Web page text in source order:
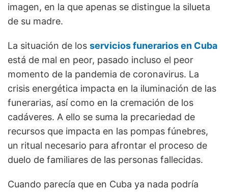
imagen, en la que apenas se distingue la silueta
de su madre.
La situación de los servicios funerarios en Cuba
está de mal en peor, pasado incluso el peor
momento de la pandemia de coronavirus. La
crisis energética impacta en la iluminación de las
funerarias, así como en la cremación de los
cadáveres. A ello se suma la precariedad de
recursos que impacta en las pompas fúnebres,
un ritual necesario para afrontar el proceso de
duelo de familiares de las personas fallecidas.
Cuando parecía que en Cuba ya nada podría